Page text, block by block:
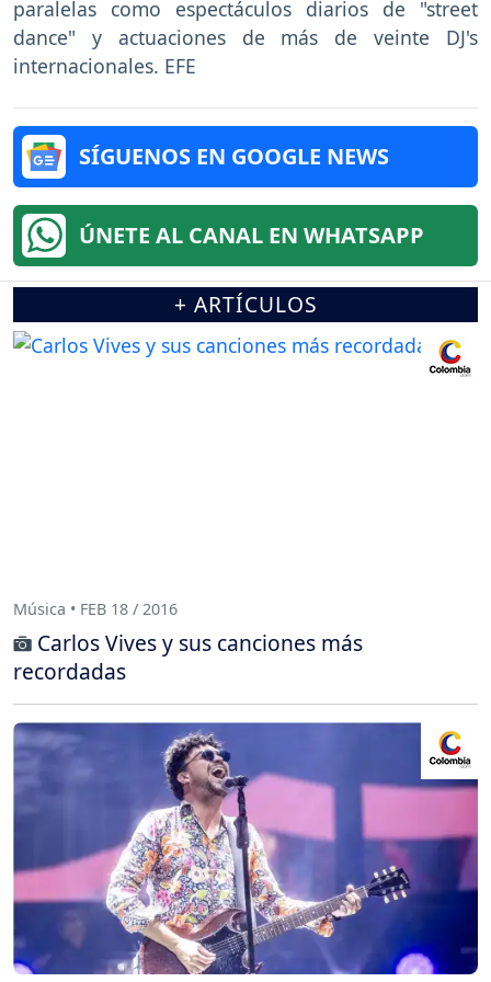
paralelas como espectáculos diarios de "street
dance" y actuaciones de más de veinte DJ's
internacionales. EFE
SÍGUENOS EN GOOGLE NEWS
ÚNETE AL CANAL EN WHATSAPP
+ ARTÍCULOS
Música • FEB 18 / 2016
Carlos Vives y sus canciones más
recordadas